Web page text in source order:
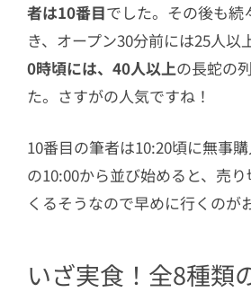
者は10番目でした。その後も続
き、オープン30分前には25人以
0時頃には、40人以上の長蛇の
た。さすがの人気ですね！
10番目の筆者は10:20頃に無事
の10:00から並び始めると、売
くるそうなので早めに行くのが
いざ実食！全8種類